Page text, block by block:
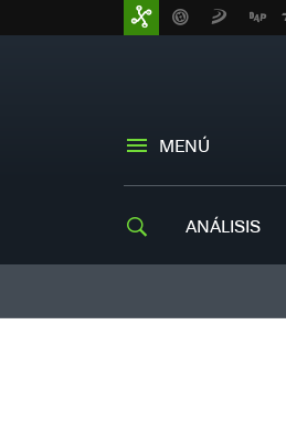
MENÚ
ANÁLISIS